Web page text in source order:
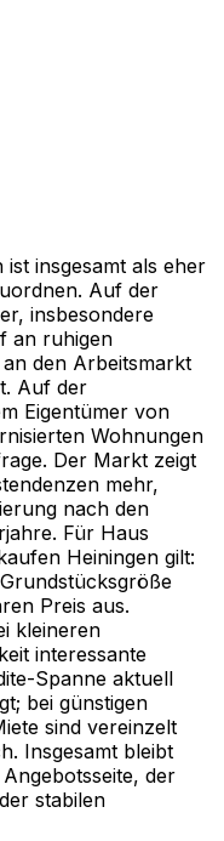
insgesamt als eher
Auf der
insbesondere
an ruhigen
den Arbeitsmarkt
Auf der
Eigentümer von
Wohnungen
Der Markt zeigt
mehr,
nach den
Für Haus
Heiningen gilt:
Preis aus.
kleineren
interessante
Spanne aktuell
bei günstigen
sind vereinzelt
Insgesamt bleibt
der
stabilen